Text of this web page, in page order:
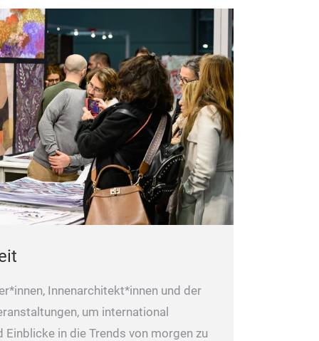
Innenarchitekt*innen und der
um international
Einblicke in die Trends von morgen zu